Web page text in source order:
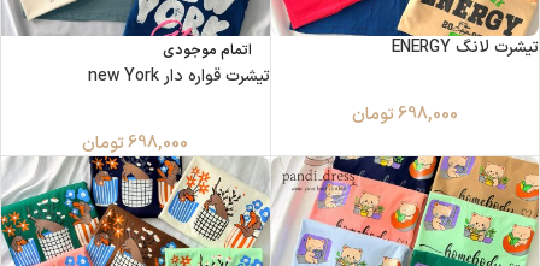
تیشرت لانگ ENERGY
698,000تومان
اتمام موجودی
تیشرت قواره دار new York
698,000 تومان